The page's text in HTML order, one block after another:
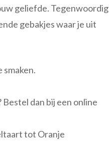
geliefde. Tegenwoordig
gebakjes waar je uit
dan bij een online
tot Oranje